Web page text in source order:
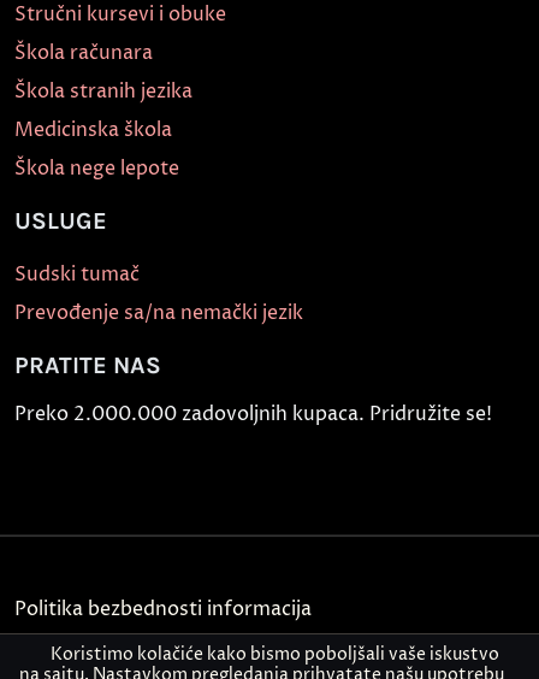
Stručni kursevi i obuke
Škola računara
Škola stranih jezika
Medicinska škola
Škola nege lepote
USLUGE
Sudski tumač
Prevođenje sa/na nemački jezik
PRATITE NAS
Preko 2.000.000 zadovoljnih kupaca. Pridružite se!
Politika bezbednosti informacija
Kontakt
Koristimo kolačiće kako bismo poboljšali vaše iskustvo